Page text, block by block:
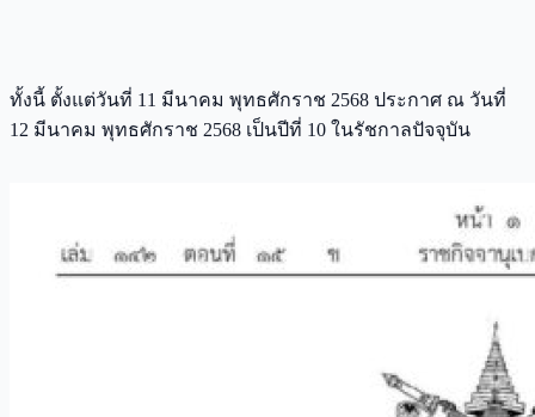
ทั้งนี้ ตั้งแต่วันที่ 11 มีนาคม พุทธศักราช 2568 ประกาศ ณ วันที่
12 มีนาคม พุทธศักราช 2568 เป็นปีที่ 10 ในรัชกาลปัจจุบัน